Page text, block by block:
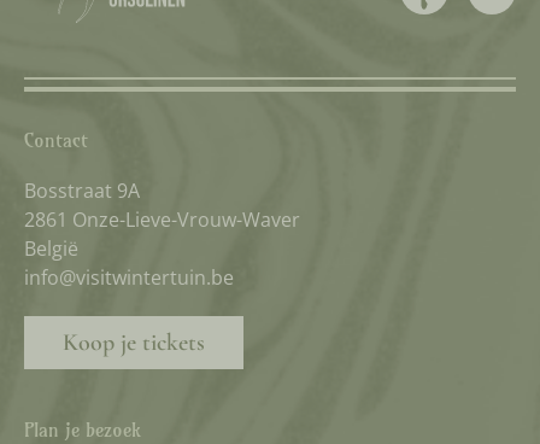
Contact
Bosstraat 9A
2861 Onze-Lieve-Vrouw-Waver
België
info@visitwintertuin.be
Koop je tickets
Plan je bezoek